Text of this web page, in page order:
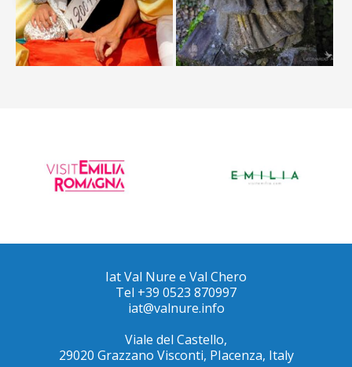
Iat Val Nure e Val Chero
Tel +39 0523 870997
iat@valnure.info
Viale del Castello,
29020 Grazzano Visconti, PIacenza, Italy